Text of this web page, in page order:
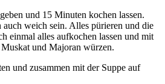
und 15 Minuten kochen lassen.
weich sein. Alles pürieren und die
einmal alles aufkochen lassen und mit
und Majoran würzen.
und zusammen mit der Suppe auf